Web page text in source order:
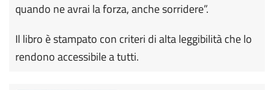
quando ne avrai la forza, anche sorridere”.
Il libro è stampato con criteri di alta leggibilità che lo
rendono accessibile a tutti.